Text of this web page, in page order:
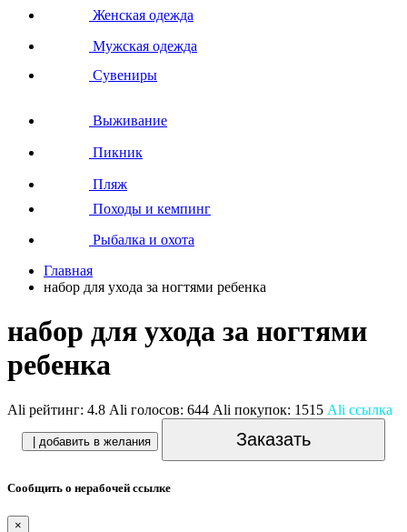
Женская одежда
Мужская одежда
Сувениры
Выживание
Пикник
Пляж
Походы и кемпинг
Рыбалка и охота
Главная
набор для ухода за ногтями ребенка
набор для ухода за ногтями
ребенка
Ali рейтинг: 4.8 Ali голосов: 644 Ali покупок: 1515 Ali ссылка
| добавить в желания Заказать
Сообщить о нерабочей ссылке
×